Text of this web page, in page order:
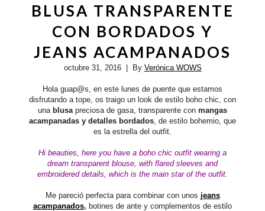
BLUSA TRANSPARENTE
CON BORDADOS Y
JEANS ACAMPANADOS
octubre 31, 2016| By Verónica WOWS
Hola guap@s, en este lunes de puente que estamos
disfrutando a tope, os traigo un look de estilo boho chic, con
una blusa preciosa de gasa, transparente con mangas
acampanadas y detalles bordados , de estilo bohemio, que
es la estrella del outfit.
Hi beauties, here you have a boho chic outfit wearing a
dream transparent blouse, with flared sleeves and
embroidered details, which is the main star of the outfit.
Me pareció perfecta para combinar con unos jeans
acampanados, botines de ante y complementos de estilo